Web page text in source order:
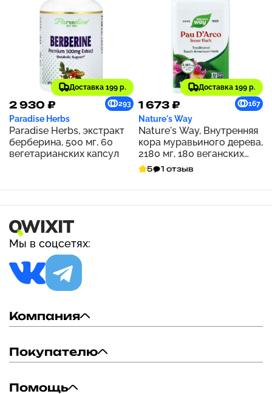
Доставка 199 р.
2 930 ₽ 293
Paradise Herbs
Paradise Herbs, экстракт
берберина, 500 мг, 60
вегетарианских капсул
Доставка 199 р.
1 673 ₽ 167
Nature's Way
Nature's Way, Внутренняя
кора муравьиного дерева,
2180 мг, 180 веганских
капсул (545 мг на капсулу)
5 1 отзыв
Мы в соцсетях:
Компания
Покупателю
Помощь